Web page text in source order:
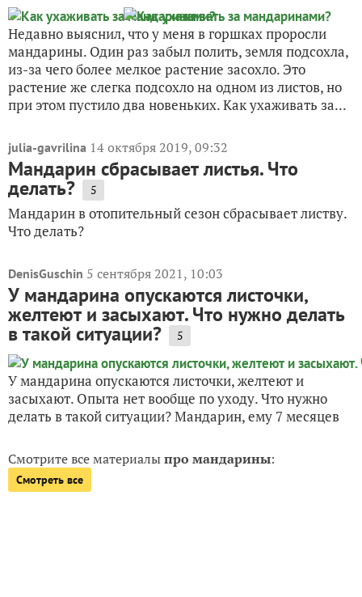
Недавно выяснил, что у меня в горшках проросли
мандарины. Один раз забыл полить, земля подсохла,
из-за чего более мелкое растение засохло. Это
растение же слегка подсохло на одном из листов, но
при этом пустило два новеньких. Как ухаживать за...
julia-gavrilina 14 октября 2019, 09:32
Мандарин сбрасывает листья. Что
делать? 5
Мандарин в отопительный сезон сбрасывает листву.
Что делать?
DenisGuschin 5 сентября 2021, 10:03
У мандарина опускаются листочки,
желтеют и засыхают. Что нужно делать
в такой ситуации? 5
У мандарина опускаются листочки, желтеют и
засыхают. Опыта нет вообще по уходу. Что нужно
делать в такой ситуации? Мандарин, ему 7 месяцев
Смотрите все материалыпро мандарины:
Смотреть все